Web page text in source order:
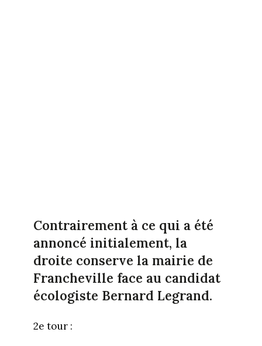
Contrairement à ce qui a été
annoncé initialement, la
droite conserve la mairie de
Francheville face au candidat
écologiste Bernard Legrand.
2e tour :